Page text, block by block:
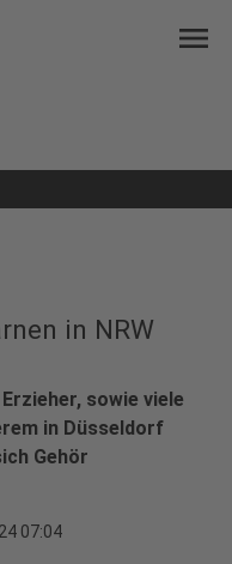
menu
in NRW
sowie viele
in Düsseldorf
Gehör
07:04